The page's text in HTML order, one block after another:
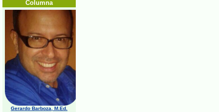
Columna
Gerardo Barboza, M.Ed.